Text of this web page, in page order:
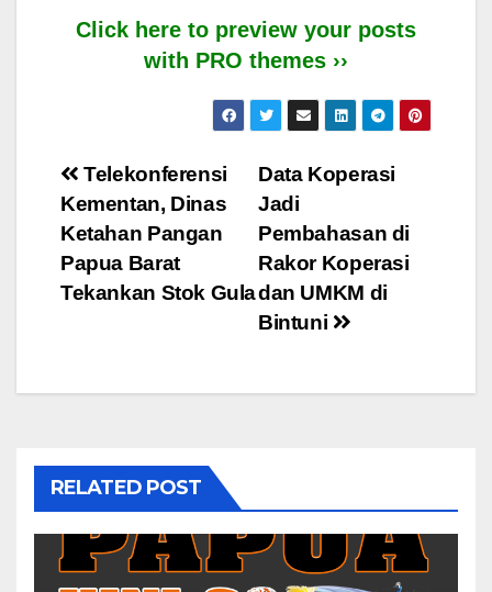
Click here to preview your posts
with PRO themes ››
Post
navigation
Data Koperasi
Jadi
Pembahasan di
Rakor Koperasi
dan UMKM di
Bintuni
Telekonferensi
Kementan, Dinas
Ketahan Pangan
Papua Barat
Tekankan Stok Gula
RELATED POST